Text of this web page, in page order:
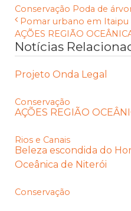
Conservação Poda de
Pomar urbano em Itaipu
AÇÕES REGIÃO
Notícias
Projeto Onda Legal
Conservação
AÇÕES REGIÃO
Rios e Canais
Beleza escondida do
Oceânica de Niterói
Conservação